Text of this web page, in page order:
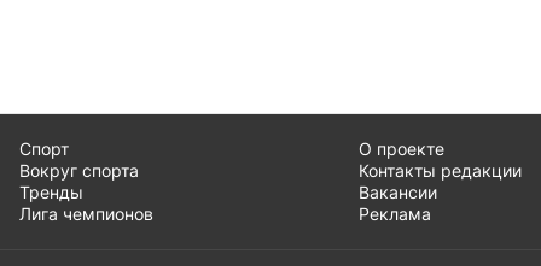
Спорт
Вокруг спорта
Тренды
Лига чемпионов
О проекте
Контакты редакции
Вакансии
Реклама